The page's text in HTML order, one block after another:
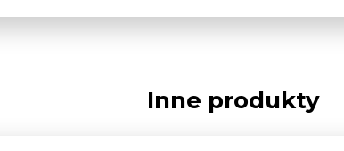
Inne produkty